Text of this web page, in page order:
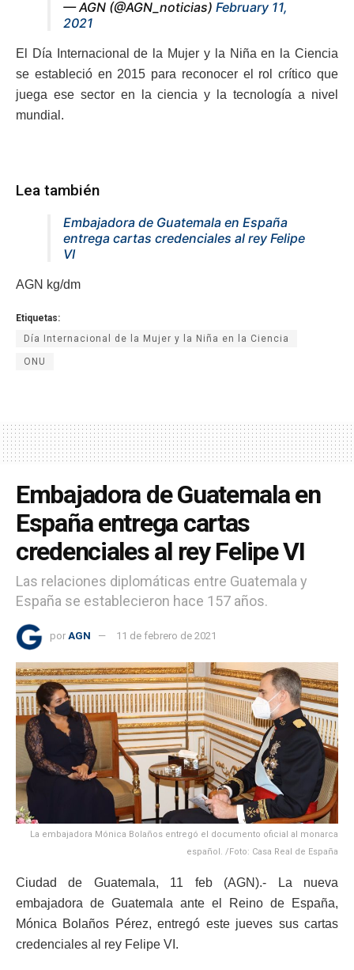
— AGN (@AGN_noticias) February 11,
2021
El Día Internacional de la Mujer y la Niña en la Ciencia
se estableció en 2015 para reconocer el rol crítico que
juega ese sector en la ciencia y la tecnología a nivel
mundial.
Lea también
Embajadora de Guatemala en España
entrega cartas credenciales al rey Felipe
VI
AGN kg/dm
Etiquetas:
Día Internacional de la Mujer y la Niña en la Ciencia
ONU
Embajadora de Guatemala en
España entrega cartas
credenciales al rey Felipe VI
Las relaciones diplomáticas entre Guatemala y
España se establecieron hace 157 años.
por AGN 11 de febrero de 2021
La embajadora Mónica Bolaños entregó el documento oficial al monarca
español. /Foto: Casa Real de España
Ciudad de Guatemala, 11 feb (AGN).- La nueva
embajadora de Guatemala ante el Reino de España,
Mónica Bolaños Pérez, entregó este jueves sus cartas
credenciales al rey Felipe VI.